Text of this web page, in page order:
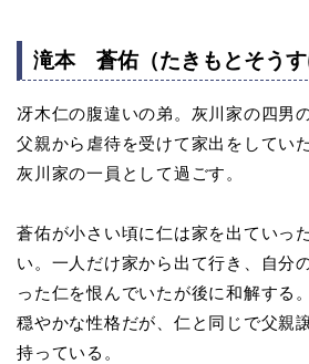
滝本 蒼佑（たきもとそうす
冴木仁の腹違いの弟。灰川家の四男
父親から虐待を受けて家出をしてい
灰川家の一員として過ごす。
蒼佑が小さい頃に仁は家を出ていっ
い。一人だけ家から出て行き、自分
った仁を恨んでいたが後に和解する。
穏やかな性格だが、仁と同じで父親
持っている。